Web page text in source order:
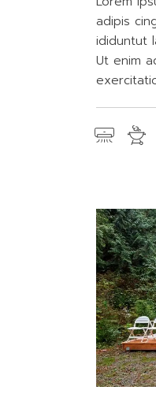
adipis
ididuntut
Ut enim